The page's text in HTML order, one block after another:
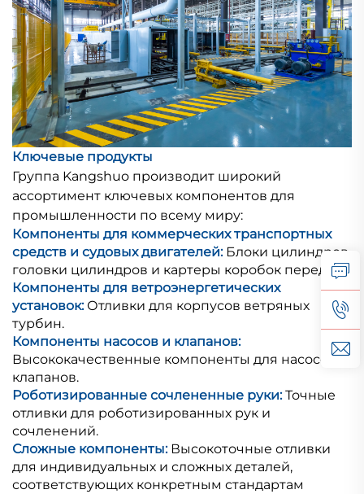
Ключевые продукты
Группа Kangshuo производит широкий
ассортимент ключевых компонентов для
промышленности по всему миру:
Компоненты для коммерческих транспортных
средств и судовых двигателей: Блоки цилиндров,
головки цилиндров и картеры коробок передач.
Компоненты для ветроэнергетических
установок: Отливки для корпусов ветряных
турбин.
Компоненты насосов и клапанов:
Высококачественные компоненты для насосов и
клапанов.
Роботизированные сочлененные руки:Точные
отливки для роботизированных рук и
сочленений.
Сложные компоненты: Высокоточные отливки
для индивидуальных и сложных деталей,
соответствующих конкретным стандартам